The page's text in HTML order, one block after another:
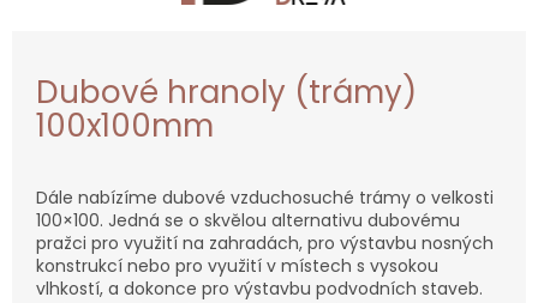
Dubové hranoly (trámy)
100x100mm
Dále nabízíme dubové vzduchosuché trámy o velkosti
100×100. Jedná se o skvělou alternativu dubovému
pražci pro využití na zahradách, pro výstavbu nosných
konstrukcí nebo pro využití v místech s vysokou
vlhkostí, a dokonce pro výstavbu podvodních staveb.